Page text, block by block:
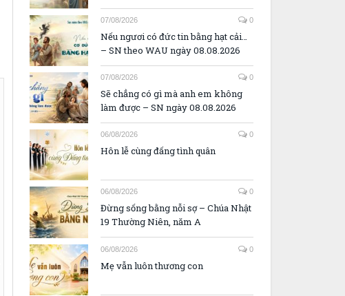
07/08/2026 0
Nếu ngươi có đức tin bằng hạt cải…
– SN theo WAU ngày 08.08.2026
07/08/2026 0
Sẽ chẳng có gì mà anh em không
làm được – SN ngày 08.08.2026
06/08/2026 0
Hôn lễ cùng đấng tình quân
06/08/2026 0
Đừng sống bằng nỗi sợ – Chúa Nhật
19 Thường Niên, năm A
06/08/2026 0
Mẹ vẫn luôn thương con